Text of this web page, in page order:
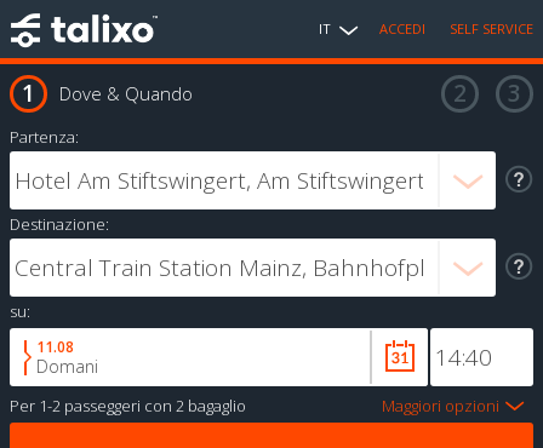
IT ACCEDI SELF SERVICE
Dove & Quando
Partenza:
Destinazione:
su:
11.08
Domani
Per 1-2 passeggeri con 2 bagaglio Maggiori opzioni